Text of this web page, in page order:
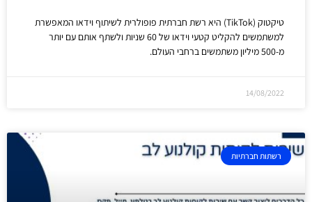
טיקטוק (TikTok) היא רשת חברתית פופולרית לשיתוף וידאו המאפשרת
למשתמשים להקליט קטעי וידאו של 60 שניות ולשתף אותם עם יותר
מ-500 מיליון משתמשים ברחבי העולם.
14/08/2022
רשתות חברתיות